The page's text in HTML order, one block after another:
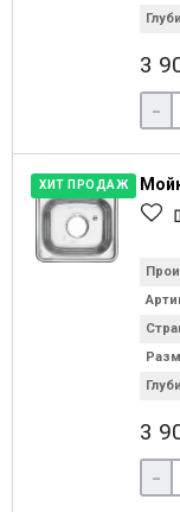
3
-
ХИТ ПРОДАЖ
3
-